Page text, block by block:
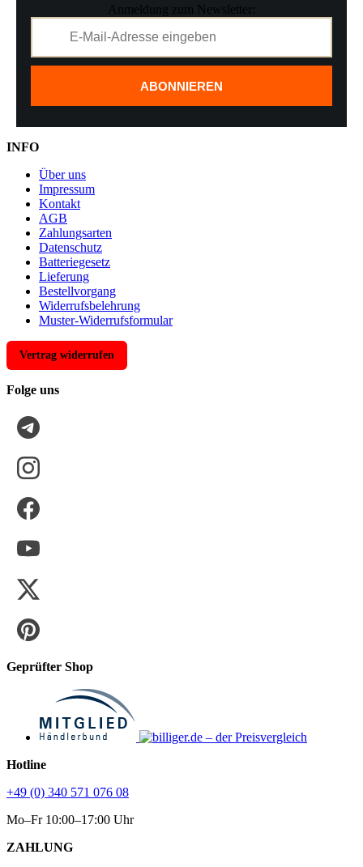
Anmeldung zum Newsletter:
ABONNIEREN
INFO
Über uns
Impressum
Kontakt
AGB
Zahlungsarten
Datenschutz
Batteriegesetz
Lieferung
Bestellvorgang
Widerrufsbelehrung
Muster-Widerrufsformular
Vertrag widerrufen
Folge uns
Geprüfter Shop
Hotline
+49 (0) 340 571 076 08
Mo–Fr 10:00–17:00 Uhr
ZAHLUNG